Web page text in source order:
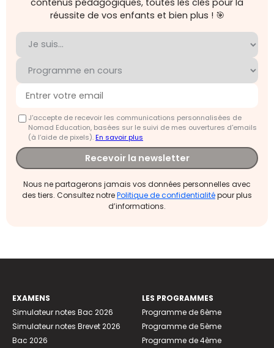
réussite de vos enfants et bien plus ! 🎯
J'accepte de recevoir les communications personnalisées de
Nomad Education, basées sur le suivi de mes ouvertures d'emails
(à l’aide de pixels).En savoir plus
Recevoir la newsletter
Nous ne partagerons jamais vos données personnelles avec
des tiers. Consultez notrePolitique de confidentialitépour plus
d’informations.
EXAMENS
Simulateur notes Bac 2026
Simulateur notes Brevet 2026
Bac 2026
LES PROGRAMMES
Programme de 6ème
Programme de 5ème
Programme de 4ème